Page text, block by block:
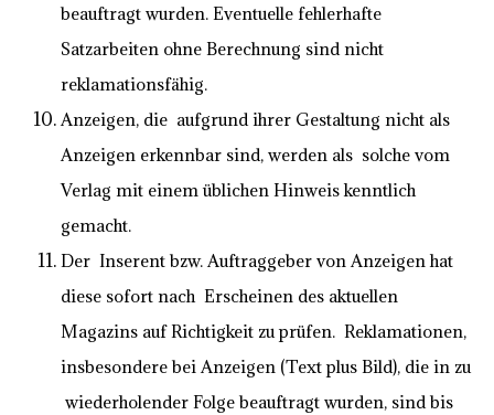
beauftragt wurden. Eventuelle fehlerhafte
Satzarbeiten ohne Berechnung sind nicht
reklamationsfähig.
Anzeigen, die aufgrund ihrer Gestaltung nicht als
Anzeigen erkennbar sind, werden als solche vom
Verlag mit einem üblichen Hinweis kenntlich
gemacht.
Der Inserent bzw. Auftraggeber von Anzeigen hat
diese sofort nach Erscheinen des aktuellen
Magazins auf Richtigkeit zu prüfen. Reklamationen,
insbesondere bei Anzeigen (Text plus Bild), die in zu
wiederholender Folge beauftragt wurden, sind bis